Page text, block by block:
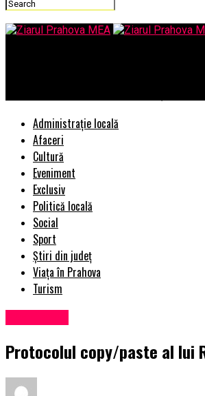
Administrație locală
Afaceri
Cultură
Eveniment
Exclusiv
Politică locală
Social
Sport
Știri din județ
Viața în Prahova
Turism
Protocolul copy/paste al lui